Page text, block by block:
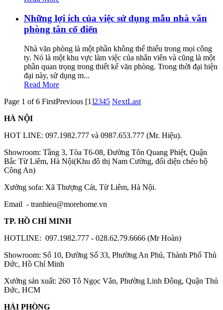
Những lợi ích của việc sử dụng mẫu nhà văn
phòng tân cổ điển
Nhà văn phòng là một phần không thể thiếu trong mọi công
ty. Nó là một khu vực làm việc của nhân viên và cũng là một
phần quan trọng trong thiết kế văn phòng. Trong thời đại hiện
đại này, sử dụng m...
Read More
Page 1 of 6 FirstPrevious [1]2345 NextLast
HÀ NỘI
HOT LINE: 097.1982.777 và 0987.653.777 (Mr. Hiệu).
Showroom: Tầng 3, Tòa T6-08, Đường Tôn Quang Phiệt, Quận
Bắc Từ Liêm, Hà Nội(Khu đô thị Nam Cường, đối diện chéo bộ
Công An)
Xưởng sofa: Xã Thượng Cát, Từ Liêm, Hà Nội.
Email - tranhieu@morehome.vn
TP. HỒ CHÍ MINH
HOTLINE: 097.1982.777 - 028.62.79.6666 (Mr Hoàn)
Showroom: Số 10, Đường Số 33, Phường An Phú, Thành Phố Thủ
Đức, Hồ Chí Minh
Xưởng sản xuất: 260 Tô Ngọc Vân, Phường Linh Đông, Quận Thủ
Đức, HCM
HẢI PHÒNG